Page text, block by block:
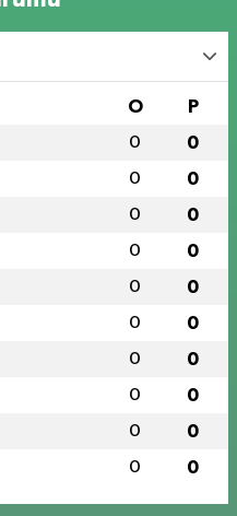
O P
0 0
0 0
0 0
0 0
0 0
0 0
0 0
0 0
0 0
0 0